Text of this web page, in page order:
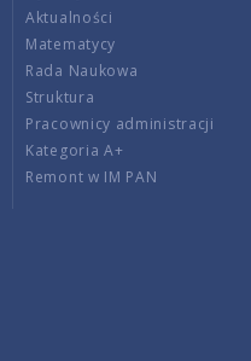
Aktualności
Matematycy
Rada Naukowa
Struktura
Pracownicy administracji
Kategoria A+
Remont w IM PAN